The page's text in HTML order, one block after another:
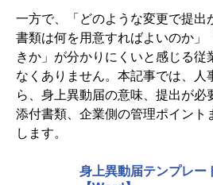
6. 身上異動届の書き方と記入時の注
6-1. 変更内容を正確に書く
6-2. 発生日と届出日を混同しない
6-3. 扶養家族の収入条件を確認す
6-4. 添付書類の原本・コピーの扱
7-1. 従業員に提出ルールをわか
一方で、「どのような変更で提出
書類は何を用意すればよいのか」
きか」が分かりにくいと感じる従
なくありません。本記事では、人
ら、身上異動届の意味、提出が必
添付書類、企業側の管理ポイント
します。
身上異動届テンプレー